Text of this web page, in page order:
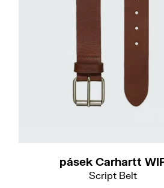
pásek Carhartt
Script Belt